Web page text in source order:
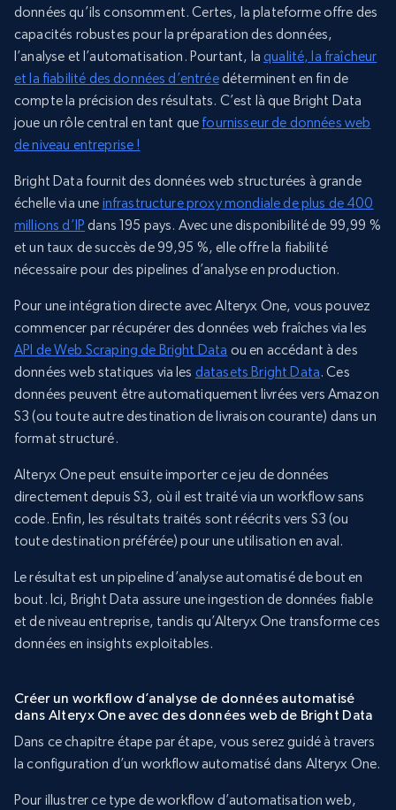
données qu’ils consomment. Certes, la plateforme offre des
capacités robustes pour la préparation des données,
l’analyse et l’automatisation. Pourtant, laqualité, la fraîcheur
et la fiabilité des données d’entréedéterminent en fin de
compte la précision des résultats. C’est là que Bright Data
joue un rôle central en tant que fournisseur de données web
de niveau entreprise !
Bright Data fournit des données web structurées à grande
échelle via une infrastructure proxy mondiale de plus de 400
millions d’IP dans 195 pays. Avec une disponibilité de 99,99 %
et un taux de succès de 99,95 %, elle offre la fiabilité
nécessaire pour des pipelines d’analyse en production.
Pour une intégration directe avec Alteryx One, vous pouvez
commencer par récupérer des données web fraîches via les
API de Web Scraping de Bright Data ou en accédant à des
données web statiques via les datasets Bright Data. Ces
données peuvent être automatiquement livrées vers Amazon
S3 (ou toute autre destination de livraison courante) dans un
format structuré.
Alteryx One peut ensuite importer ce jeu de données
directement depuis S3, où il est traité via un workflow sans
code. Enfin, les résultats traités sont réécrits vers S3 (ou
toute destination préférée) pour une utilisation en aval.
Le résultat est un pipeline d’analyse automatisé de bout en
bout. Ici, Bright Data assure une ingestion de données fiable
et de niveau entreprise, tandis qu’Alteryx One transforme ces
données en insights exploitables.
Créer un workflow d’analyse de données automatisé
dans Alteryx One avec des données web de Bright Data
Dans ce chapitre étape par étape, vous serez guidé à travers
la configuration d’un workflow automatisé dans Alteryx One.
Pour illustrer ce type de workflow d’automatisation web,